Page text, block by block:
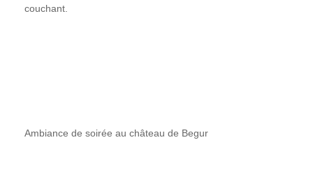
couchant.
Ambiance de soirée au château de Begur